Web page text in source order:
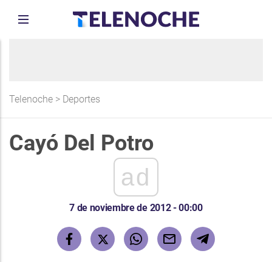
Telenoche > Deportes
Cayó Del Potro
ad
7 de noviembre de 2012 - 00:00